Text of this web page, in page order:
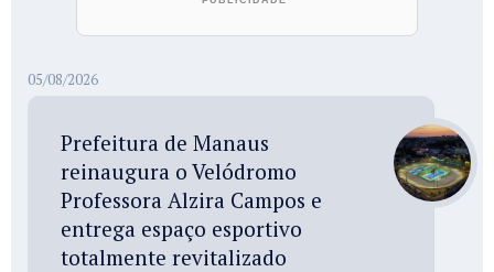
05/08/2026
Prefeitura de Manaus
reinaugura o Velódromo
Professora Alzira Campos e
entrega espaço esportivo
totalmente revitalizado